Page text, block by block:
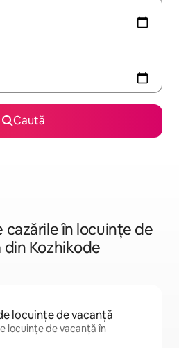
Caută
cazările în locuințe de
Kozhikode
locuințe de vacanță
locuințe de vacanță în